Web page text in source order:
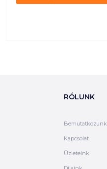
RÓLUNK
Bemutatkozunk
Kapcsolat
Üzleteink